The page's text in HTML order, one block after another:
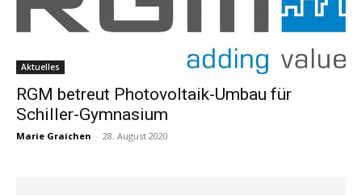
Aktuelles
RGM betreut Photovoltaik-Umbau für
Schiller-Gymnasium
Marie Graichen - 28. August 2020